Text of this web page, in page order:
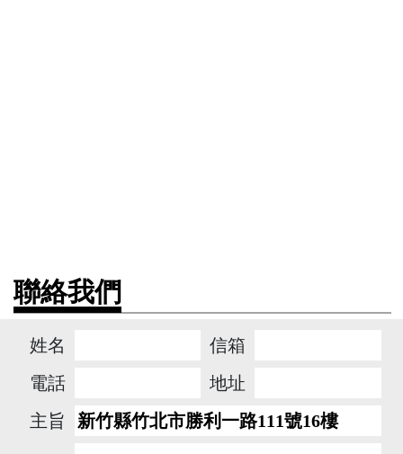
聯絡我們
姓名
信箱
電話
地址
主旨